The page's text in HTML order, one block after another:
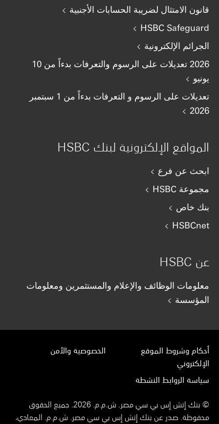
قانون الامتثال لضريبة الحسابات الأجنبية
HSBC Safeguard
الجرائم الإلكترونية
2026 تعديلات على الرسوم والتعرفات بدءاً من 10
يونيو
تعديلات على الرسوم و التعرفات بدءاً من 1 سبتمبر
2026
المواقع الإلكترونية لبنك HSBC
ابحث عن فرع
مجموعة HSBC
بنك خاص
HSBCnet
عن HSBC
معلومات الوظائف والإعلام والمستثمرين ومعلومات
المؤسسة
أحكام وشروط الموقع
الإلكتروني
سياسة الروابط النشطة
الخصوصية والأمن
© بنك إتش إس بي سي مصر. ش.م.م. 2026. جميع الحقوق
محفوظة. صدر عن بنك إتش إس بي سي مصر. ش.م.م. المعادي،